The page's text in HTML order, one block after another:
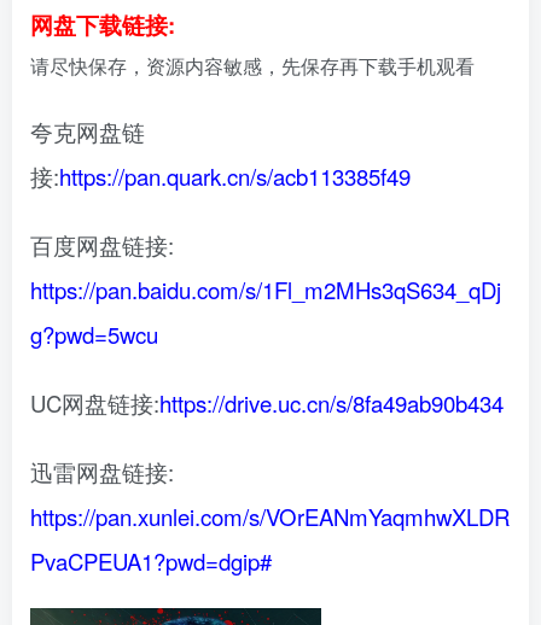
网盘下载链接:
请尽快保存，资源内容敏感，先保存再下载手机观看
夸克网盘链
接:https://pan.quark.cn/s/acb113385f49
百度网盘链接:
https://pan.baidu.com/s/1Fl_m2MHs3qS634_qDj
g?pwd=5wcu
UC网盘链接:https://drive.uc.cn/s/8fa49ab90b434
迅雷网盘链接:
https://pan.xunlei.com/s/VOrEANmYaqmhwXLDR
PvaCPEUA1?pwd=dgip#